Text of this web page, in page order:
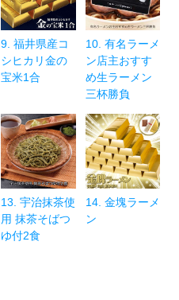
9. 福井県産コ
シヒカリ金の
宝米1合
10. 有名ラーメ
ン店主おすす
め生ラーメン
三杯勝負
13. 宇治抹茶使
用 抹茶そばつ
ゆ付2食
14. 金塊ラーメ
ン